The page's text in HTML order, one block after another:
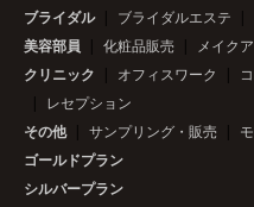
ブライダル
ブライダルエステ
美容部員
化粧品販売 メイク
クリニック
オフィスワーク
レセプション
その他
サンプリング・販売
ゴールドプラン
シルバープラン